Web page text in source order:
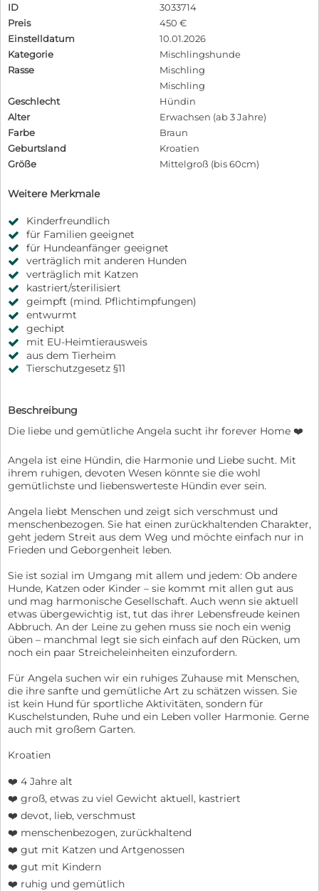
ID
3033714
Preis
450 €
Einstelldatum
10.01.2026
Kategorie
Mischlingshunde
Rasse
Mischling
Mischling
Geschlecht
Hündin
Alter
Erwachsen (ab 3 Jahre)
Farbe
Braun
Geburtsland
Kroatien
Größe
Mittelgroß (bis 60cm)
Weitere Merkmale
Kinderfreundlich
für Familien geeignet
für Hundeanfänger geeignet
verträglich mit anderen Hunden
verträglich mit Katzen
kastriert/sterilisiert
geimpft (mind. Pflichtimpfungen)
entwurmt
gechipt
mit EU-Heimtierausweis
aus dem Tierheim
Tierschutzgesetz §11
Beschreibung
Die liebe und gemütliche Angela sucht ihr forever Home ❤️
Angela ist eine Hündin, die Harmonie und Liebe sucht. Mit
ihrem ruhigen, devoten Wesen könnte sie die wohl
gemütlichste und liebenswerteste Hündin ever sein.
Angela liebt Menschen und zeigt sich verschmust und
menschenbezogen. Sie hat einen zurückhaltenden Charakter,
geht jedem Streit aus dem Weg und möchte einfach nur in
Frieden und Geborgenheit leben.
Sie ist sozial im Umgang mit allem und jedem: Ob andere
Hunde, Katzen oder Kinder – sie kommt mit allen gut aus
und mag harmonische Gesellschaft. Auch wenn sie aktuell
etwas übergewichtig ist, tut das ihrer Lebensfreude keinen
Abbruch. An der Leine zu gehen muss sie noch ein wenig
üben – manchmal legt sie sich einfach auf den Rücken, um
noch ein paar Streicheleinheiten einzufordern.
Für Angela suchen wir ein ruhiges Zuhause mit Menschen,
die ihre sanfte und gemütliche Art zu schätzen wissen. Sie
ist kein Hund für sportliche Aktivitäten, sondern für
Kuschelstunden, Ruhe und ein Leben voller Harmonie. Gerne
auch mit großem Garten.
Kroatien
❤️ 4 Jahre alt
❤️ groß, etwas zu viel Gewicht aktuell, kastriert
❤️ devot, lieb, verschmust
❤️ menschenbezogen, zurückhaltend
❤️ gut mit Katzen und Artgenossen
❤️ gut mit Kindern
❤️ ruhig und gemütlich